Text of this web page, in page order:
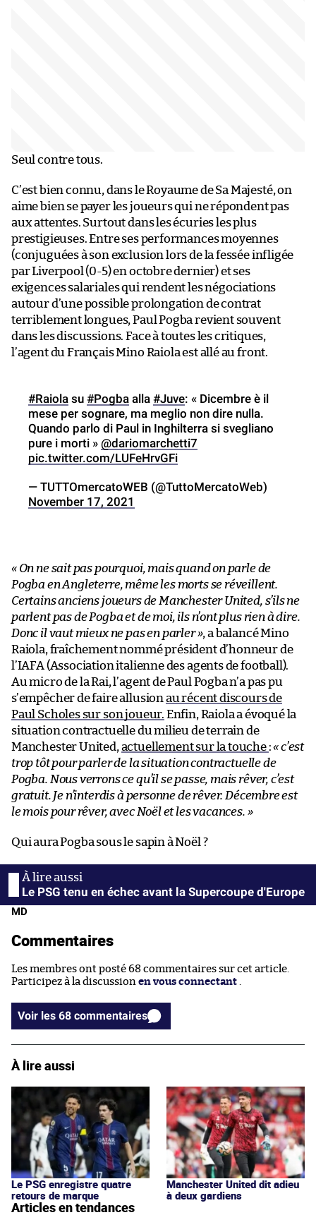
Seul contre tous.
C’est bien connu, dans le Royaume de Sa Majesté, on
aime bien se payer les joueurs qui ne répondent pas
aux attentes. Surtout dans les écuries les plus
prestigieuses. Entre ses performances moyennes
(conjuguées à son exclusion lors de la fessée infligée
par Liverpool (0-5) en octobre dernier) et ses
exigences salariales qui rendent les négociations
autour d’une possible prolongation de contrat
terriblement longues, Paul Pogba revient souvent
dans les discussions. Face à toutes les critiques,
l’agent du Français Mino Raiola est allé au front.
#Raiola su #Pogba alla #Juve: « Dicembre è il
mese per sognare, ma meglio non dire nulla.
Quando parlo di Paul in Inghilterra si svegliano
pure i morti » @dariomarchetti7
pic.twitter.com/LUFeHrvGFi
— TUTTOmercatoWEB (@TuttoMercatoWeb)
November 17, 2021
« On ne sait pas pourquoi, mais quand on parle de
Pogba en Angleterre, même les morts se réveillent.
Certains anciens joueurs de Manchester United, s’ils ne
parlent pas de Pogba et de moi, ils n’ont plus rien à dire.
Donc il vaut mieux ne pas en parler », a balancé Mino
Raiola, fraîchement nommé président d’honneur de
l’IAFA (Association italienne des agents de football).
Au micro de la Rai, l’agent de Paul Pogba n’a pas pu
s’empêcher de faire allusion au récent discours de
Paul Scholes sur son joueur. Enfin, Raiola a évoqué la
situation contractuelle du milieu de terrain de
Manchester United, actuellement sur la touche :« c’est
trop tôt pour parler de la situation contractuelle de
Pogba. Nous verrons ce qu’il se passe, mais rêver, c’est
gratuit. Je n’interdis à personne de rêver. Décembre est
le mois pour rêver, avec Noël et les vacances. »
Qui aura Pogba sous le sapin à Noël ?
Le PSG tenu en échec avant la Supercoupe d'Europe
MD
Commentaires
Les membres ont posté 68 commentaires sur cet article.
Participez à la discussion en vous connectant
Voir les 68 commentaires
À lire aussi
Le PSG enregistre quatre
retours de marque
Manchester United dit adieu
à deux gardiens
Articles en tendances